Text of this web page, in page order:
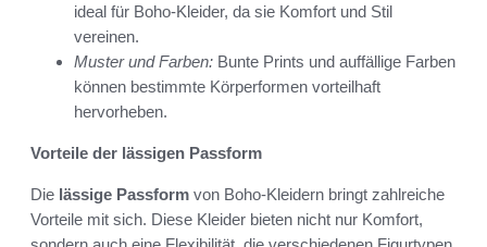
ideal für Boho-Kleider, da sie Komfort und Stil
vereinen.
Muster und Farben: Bunte Prints und auffällige Farben
können bestimmte Körperformen vorteilhaft
hervorheben.
Vorteile der lässigen Passform
Die lässige Passform von Boho-Kleidern bringt zahlreiche
Vorteile mit sich. Diese Kleider bieten nicht nur Komfort,